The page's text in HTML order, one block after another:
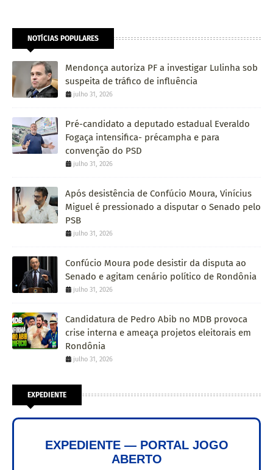
NOTÍCIAS POPULARES
Mendonça autoriza PF a investigar Lulinha sob
suspeita de tráfico de influência
julho 31, 2026
Pré-candidato a deputado estadual Everaldo
Fogaça intensifica- précampha e para
convenção do PSD
julho 31, 2026
Após desistência de Confúcio Moura, Vinícius
Miguel é pressionado a disputar o Senado pelo
PSB
julho 31, 2026
Confúcio Moura pode desistir da disputa ao
Senado e agitam cenário político de Rondônia
julho 31, 2026
Candidatura de Pedro Abib no MDB provoca
crise interna e ameaça projetos eleitorais em
Rondônia
julho 31, 2026
EXPEDIENTE
EXPEDIENTE — PORTAL JOGO
ABERTO